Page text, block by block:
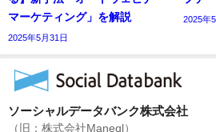
マーケティング」を解説
2025年5月31日
2025年
ソーシャルデータバンク株式会社
（旧：株式会社Maneql）